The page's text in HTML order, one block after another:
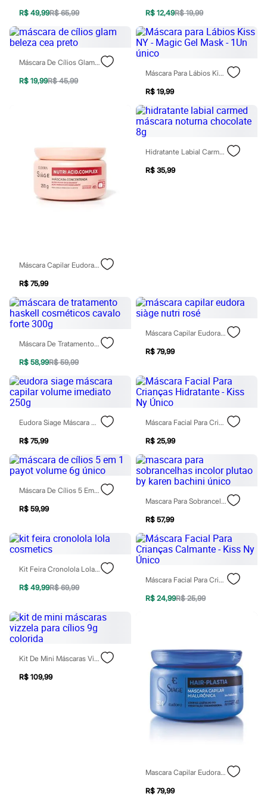
Shorts e Saias
Vestidos
Masculino
Em alta
Dia dos Pais
Inverno
Novidades
Roupas
Jeans
Acessórios
Bolsas e Mochilas
Chapéus e Bonés
Botas
Chinelos
Sapatos
Tênis
Moda esportiva
Acessórios
Camisetas
Calças
Calçados
Regatas
Moda íntima
Cuecas
Meias
Pijamas
Personagens
Plus size
Blusas e Camisetas
Calças
Camisas
Casacos e Jaquetas
Jeans
Todos os produtos
Infantil
Arrumadinho para os meninos
Romântico para as meninas
Inverno
Roupas menina
0 a 24 meses
1 a 5 anos
10 a 16 anos
0 a 24 meses
R$ 49,99R$ 65,99 R$ 12,49R$ 19,99
Máscara De Cílios Glam Beleza Cea Preto
R$ 19,99R$ 45,99
Máscara Para Lábios Kiss NY - Magic Gel Mask - 1Un Único
R$ 19,99
Máscara Capilar Eudora Siàge Nutri Complex 250g
R$ 75,99
Hidratante Labial Carmed Máscara Noturna Chocolate 8g
R$ 35,99
Máscara De Tratamento Haskell Cosméticos Cavalo Forte 300g
R$ 58,99R$ 59,99
Máscara Capilar Eudora Siàge Nutri Rosé
R$ 79,99
Eudora Siage Máscara Capilar Volume Imediato 250g
R$ 75,99
Máscara Facial Para Crianças Hidratante - Kiss Ny Único
R$ 25,99
Máscara De Cílios 5 Em 1 Payot Volume 6g Único
R$ 59,99
Mascara Para Sobrancelhas Incolor Plutao By Karen Bachini Único
R$ 57,99
Kit Feira Cronolola Lola Cosmetics
R$ 49,99R$ 69,99
Máscara Facial Para Crianças Calmante - Kiss Ny Único
R$ 24,99R$ 25,99
Kit De Mini Máscaras Vizzela Para Cílios 9g Colorida
R$ 109,99
Mascara Capilar Eudora Siage Hair-Plastia Único
R$ 79,99